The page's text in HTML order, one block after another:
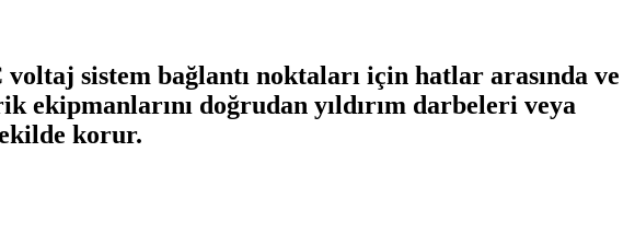
sistem bağlantı noktaları için hatlar arasında ve
ekipmanlarını doğrudan yıldırım darbeleri veya
korur.